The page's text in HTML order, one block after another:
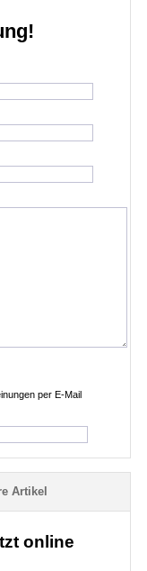
per E-Mail
Artikel
online